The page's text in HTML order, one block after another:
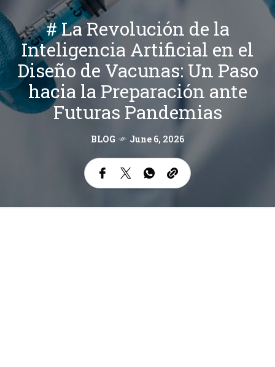
# La Revolución de la
Inteligencia Artificial en el
Diseño de Vacunas: Un Paso
hacia la Preparación ante
Futuras Pandemias
BLOG June 6, 2026